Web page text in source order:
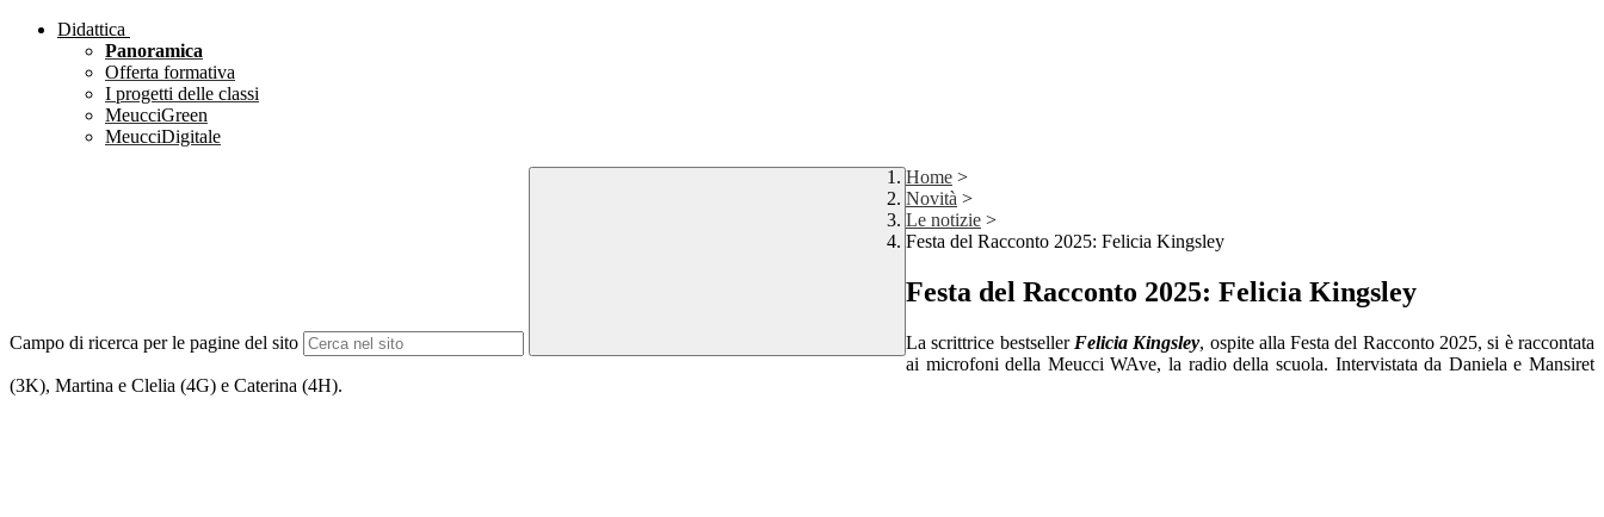
Didattica
Panoramica
Offerta formativa
I progetti delle classi
MeucciGreen
MeucciDigitale
Campo di ricerca per le pagine del sito
Home >
Novità >
Le notizie >
Festa del Racconto 2025: Felicia Kingsley
Festa del Racconto 2025: Felicia Kingsley
La scrittrice bestseller Felicia Kingsley, ospite alla Festa del Racconto 2025, si è raccontata
ai microfoni della Meucci WAve, la radio della scuola. Intervistata da Daniela e Mansiret
(3K), Martina e Clelia (4G) e Caterina (4H).